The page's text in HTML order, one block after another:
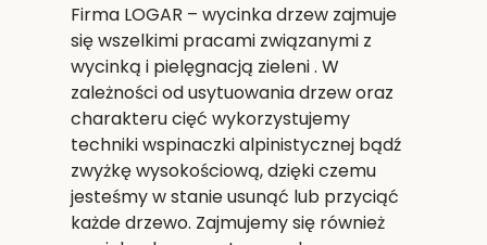
Firma LOGAR – wycinka drzew zajmuje
się wszelkimi pracami związanymi z
wycinką i pielęgnacją zieleni . W
zależności od usytuowania drzew oraz
charakteru cięć wykorzystujemy
techniki wspinaczki alpinistycznej bądź
zwyżkę wysokościową, dzięki czemu
jesteśmy w stanie usunąć lub przyciąć
każde drzewo. Zajmujemy się również